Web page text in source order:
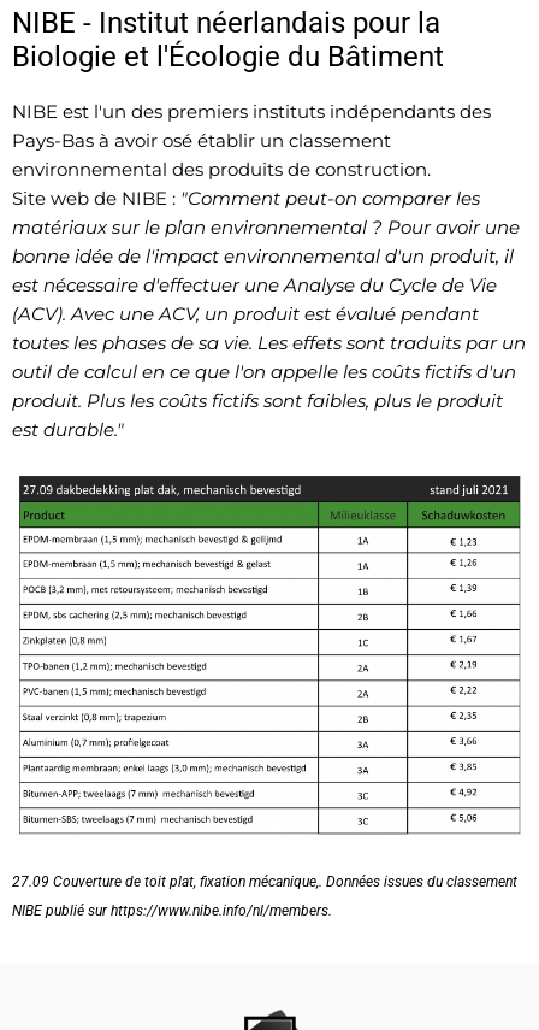
NIBE - Institut néerlandais pour la
Biologie et l'Écologie du Bâtiment
NIBE est l'un des premiers instituts indépendants des
Pays-Bas à avoir osé établir un classement
environnemental des produits de construction.
Site web de NIBE : "Comment peut-on comparer les
matériaux sur le plan environnemental ? Pour avoir une
bonne idée de l'impact environnemental d'un produit, il
est nécessaire d'effectuer une Analyse du Cycle de Vie
(ACV). Avec une ACV, un produit est évalué pendant
toutes les phases de sa vie. Les effets sont traduits par un
outil de calcul en ce que l'on appelle les coûts fictifs d'un
produit. Plus les coûts fictifs sont faibles, plus le produit
est durable."
27.09 Couverture de toit plat, fixation mécanique,. Données issues du classement
NIBE publié sur https://www.nibe.info/nl/members.